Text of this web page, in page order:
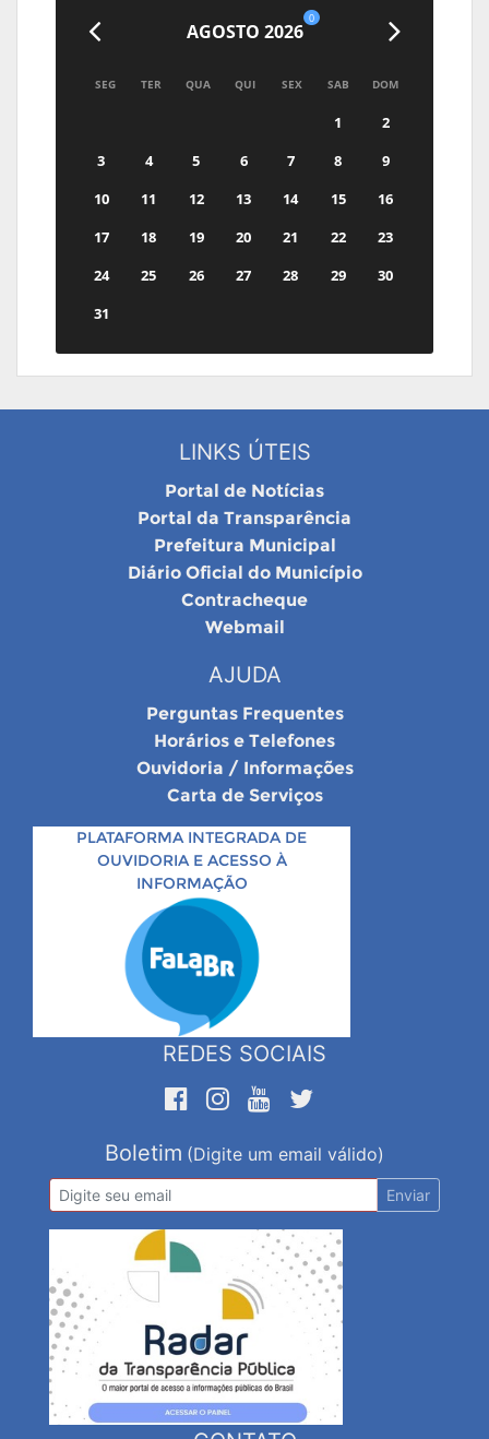
AGOSTO 2026
0
SEG TER QUA QUI SEX SAB DOM
1
2
3
4 5 6 7 8
9
10
11 12 13 14 15
16
17
18 19 20 21 22
23
24
25 26 27 28 29
30
31
LINKS ÚTEIS
Portal de Notícias
Portal da Transparência
Prefeitura Municipal
Diário Oficial do Município
Contracheque
Webmail
AJUDA
Perguntas Frequentes
Horários e Telefones
Ouvidoria / Informações
Carta de Serviços
PLATAFORMA INTEGRADA DE
OUVIDORIA E ACESSO À
INFORMAÇÃO
REDES SOCIAIS
Boletim (Digite um email válido)
Enviar